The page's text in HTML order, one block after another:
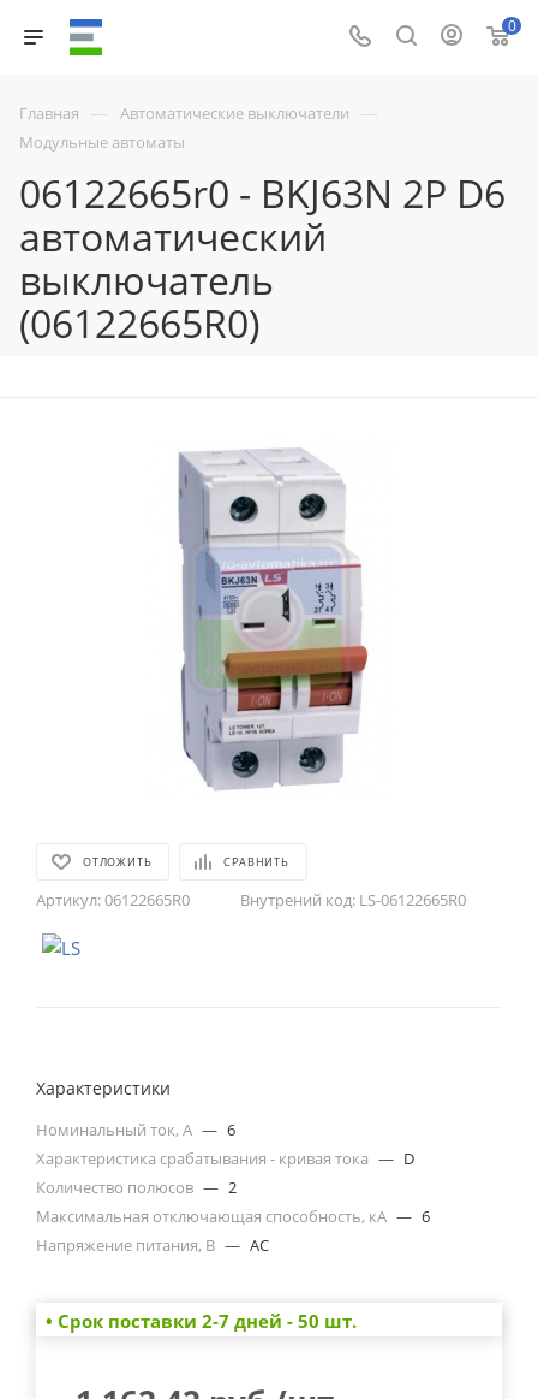
0
Главная — Автоматические выключатели —
Модульные автоматы
06122665r0 - BKJ63N 2P D6
автоматический
выключатель
(06122665R0)
ОТЛОЖИТЬ СРАВНИТЬ
Артикул:06122665R0 Внутрений код: LS-06122665R0
Характеристики
Номинальный ток, А — 6
Характеристика срабатывания - кривая тока — D
Количество полюсов — 2
Максимальная отключающая способность, кА — 6
Напряжение питания, В — AC
• Cрок поставки 2-7 дней - 50 шт.